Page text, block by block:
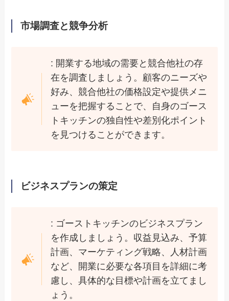
市場調査と競争分析
: 開業する地域の需要と競合他社の存
在を調査しましょう。顧客のニーズや
好み、競合他社の価格設定や提供メニ
ューを把握することで、自身のゴース
トキッチンの独自性や差別化ポイント
を見つけることができます。
ビジネスプランの策定
: ゴーストキッチンのビジネスプラン
を作成しましょう。収益見込み、予算
計画、マーケティング戦略、人材計画
など、開業に必要な各項目を詳細に考
慮し、具体的な目標や計画を立てまし
ょう。